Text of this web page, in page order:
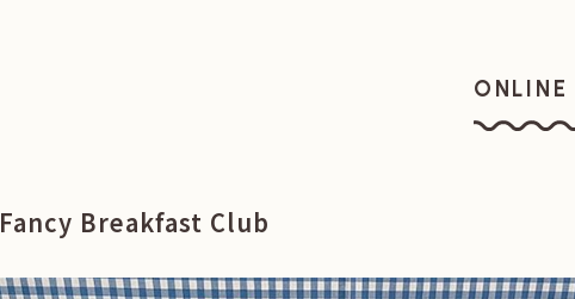
ONLINE
Fancy Breakfast Club